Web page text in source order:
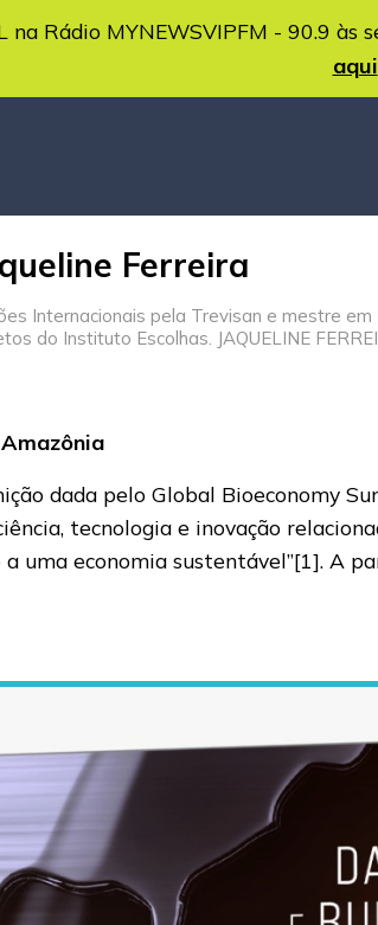
na Rádio MYNEWSVIPFM - 90.9 às
aqui
Ferreira
Internacionais pela Trevisan e mestre
do Instituto Escolhas. JAQUELINE
dada pelo Global Bioeconomy
tecnologia e inovação
a uma economia sustentável”[1]. A